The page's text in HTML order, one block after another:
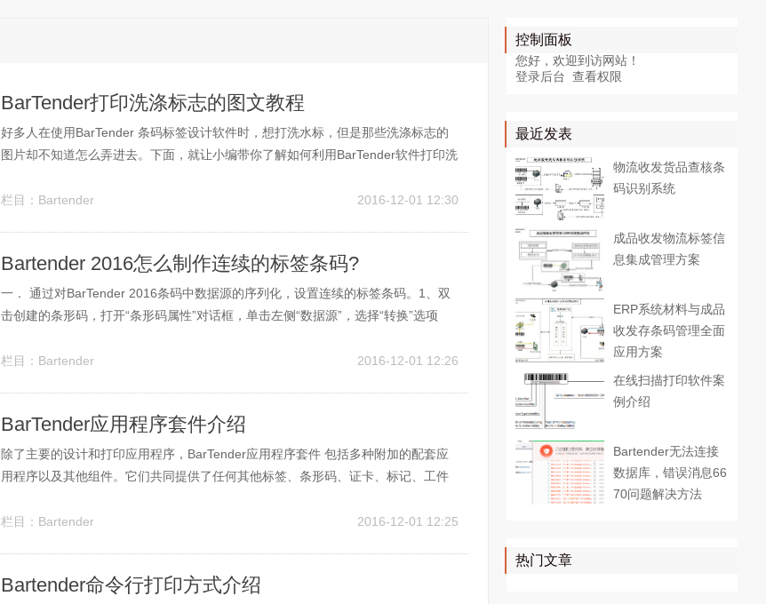
BarTender打印洗涤标志的图文教程
好多人在使用BarTender 条码标签设计软件时，想打洗水标，但是那些洗涤标志的
图片却不知道怎么弄进去。下面，就让小编带你了解如何利用BarTender软件打印洗
或JPG格式的文件，然后在BarTender软件模板中插入该图片。为了保证其打印效...
栏目： Bartender 2016-12-01 12:30
Bartender 2016怎么制作连续的标签条码?
一． 通过对BarTender 2016条码中数据源的序列化，设置连续的标签条码。1、双
击创建的条形码，打开“条形码属性”对话框，单击左侧“数据源”，选择“转换”选项
择“递增”或“递减”序列，本文你小编以“递增”为例，方法选择为数字（当然，您也...
栏目： Bartender 2016-12-01 12:26
BarTender应用程序套件介绍
除了主要的设计和打印应用程序，BarTender应用程序套件 包括多种附加的配套应
用程序以及其他组件。它们共同提供了任何其他标签、条形码、证卡、标记、工件
购买的 BarTender版本，某些应用程序也许只能在安装后的 30 天之...
栏目： Bartender 2016-12-01 12:25
Bartender命令行打印方式介绍
控制面板
您好，欢迎到访网站！
登录后台 查看权限
最近发表
物流收发货品查核条
码识别系统
成品收发物流标签信
息集成管理方案
ERP系统材料与成品
收发存条码管理全面
应用方案
在线扫描打印软件案
例介绍
Bartender无法连接
数据库，错误消息66
70问题解决方法
热门文章